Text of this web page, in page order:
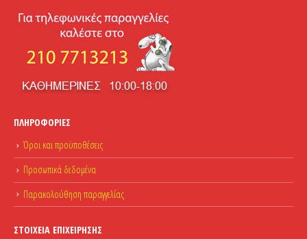
ΠΛΗΡΟΦΟΡΊΕΣ
Όροι και προϋποθέσεις
Προσωπικά δεδομένα
Παρακολούθηση παραγγελίας
ΣΤΟΙΧΕΊΑ ΕΠΙΧΕΊΡΗΣΗΣ